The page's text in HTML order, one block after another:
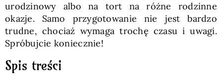
Polski
urodzinowy albo na tort na różne rodzinne
okazje. Samo przygotowanie nie jest bardzo
trudne, chociaż wymaga trochę czasu i uwagi.
Spróbujcie koniecznie!
Spis treści